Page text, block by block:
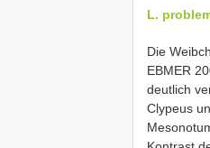
L.
Die
EBMER
deutlich
Clypeus